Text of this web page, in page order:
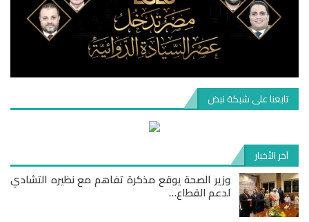
تابعنا على شبكة نبض
آخر الأخبار
وزير الصحة يوقع مذكرة تفاهم مع نظيره التشادي
لدعم القطاع…